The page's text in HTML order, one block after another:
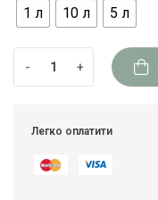
1 л 10 л 5 л
- +
Легко оплатити